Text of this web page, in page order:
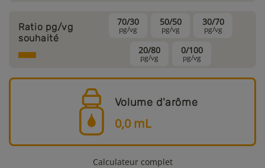
Ratio pg/vg
souhaité
70/30
pg/vg
50/50
pg/vg
30/70
pg/vg
20/80
pg/vg
0/100
pg/vg
Volume d'arôme
0,0mL
Calculateur complet